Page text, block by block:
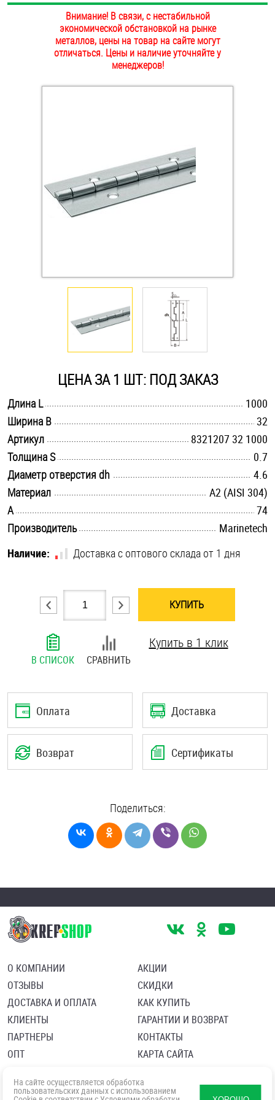
ОПЛАТА И ДОСТАВКА
НАШИ МАГАЗИНЫ
Дюбели
Заклепки (Гайки-Заклепки)
Инструмент
Крюки, кольца с метрической резьбой
Оснастка и аксессуары для яхт
Саморезы и шурупы
Стопорные кольца
Такелаж
Хомуты
Шайбы
Штифты и пальцы
Внимание! В связи, с нестабильной
экономической обстановкой на рынке
металлов, цены на товар на сайте могут
отличаться. Цены и наличие уточняйте у
менеджеров!
ЦЕНА ЗА 1 ШТ: ПОД ЗАКАЗ
Длина L
1000
Ширина B
32
Артикул
8321207 32 1000
Толщина S
0.7
Диаметр отверстия dh
4.6
Материал
А2 (AISI 304)
A
74
Производитель
Marinetech
Наличие:
Доставка с оптового склада от 1 дня
КУПИТЬ
В СПИСОК СРАВНИТЬ
Купить в 1 клик
Оплата Доставка
Возврат Сертификаты
Поделиться:
О КОМПАНИИ
ОТЗЫВЫ
ДОСТАВКА И ОПЛАТА
КЛИЕНТЫ
ПАРТНЕРЫ
ОПТ
АКЦИИ
СКИДКИ
КАК КУПИТЬ
ГАРАНТИИ И ВОЗВРАТ
КОНТАКТЫ
КАРТА САЙТА
Политика в отношении обработки персональных данных
Согласие посетителя сайта на обработку персональных данны
На сайте осуществляется обработка
пользовательских данных с использованием